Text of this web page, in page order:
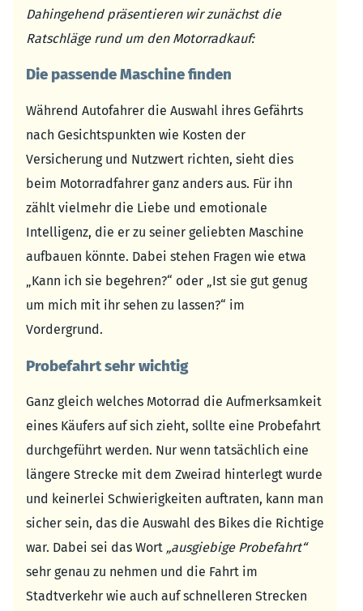
Dahingehend präsentieren wir zunächst die
Ratschläge rund um den Motorradkauf:
Die passende Maschine finden
Während Autofahrer die Auswahl ihres Gefährts
nach Gesichtspunkten wie Kosten der
Versicherung und Nutzwert richten, sieht dies
beim Motorradfahrer ganz anders aus. Für ihn
zählt vielmehr die Liebe und emotionale
Intelligenz, die er zu seiner geliebten Maschine
aufbauen könnte. Dabei stehen Fragen wie etwa
„Kann ich sie begehren?“ oder „Ist sie gut genug
um mich mit ihr sehen zu lassen?“ im
Vordergrund.
Probefahrt sehr wichtig
Ganz gleich welches Motorrad die Aufmerksamkeit
eines Käufers auf sich zieht, sollte eine Probefahrt
durchgeführt werden. Nur wenn tatsächlich eine
längere Strecke mit dem Zweirad hinterlegt wurde
und keinerlei Schwierigkeiten auftraten, kann man
sicher sein, das die Auswahl des Bikes die Richtige
war. Dabei sei das Wort „ausgiebige Probefahrt“
sehr genau zu nehmen und die Fahrt im
Stadtverkehr wie auch auf schnelleren Strecken